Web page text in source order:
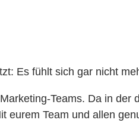
Es fühlt sich gar nicht
Teams. Da in
Team und allen